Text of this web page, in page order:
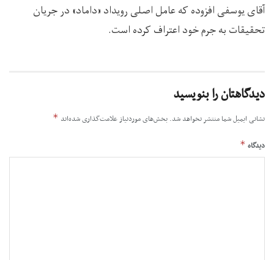
آقای یوسفی افزوده که عامل اصلی رویداد «داماد» در جریان
تحقیقات به جرم خود اعتراف کرده است.
دیدگاهتان را بنویسید
نشانی ایمیل شما منتشر نخواهد شد. بخش‌های موردنیاز علامت‌گذاری شده‌اند *
دیدگاه *